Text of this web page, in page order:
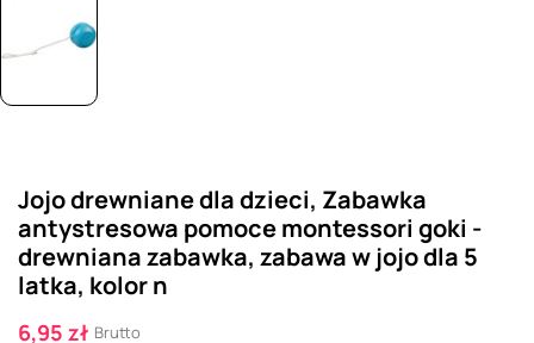
Jojo drewniane dla dzieci, Zabawka
antystresowa pomoce montessori goki -
drewniana zabawka, zabawa w jojo dla 5
latka, kolor n
6,95 zł Brutto